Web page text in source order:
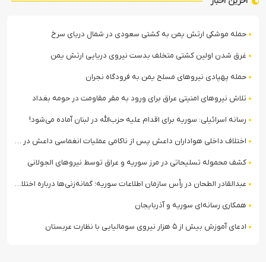
حمله موشکی ارتش یمن به کشتی سعودی در شمال دریای سرخ
غرق شدن اولین کشتی متخلف بدست نیروی دریایی ارتش یمن
حمله پهپادی نیروهای مسلح یمن به فرودگاه نجران
تلاش نیروهای امنیتی عراق برای ورود به مقر مقاومت در حومه بغداد
رسانه اسرائیلی: سوریه برای اقدام علیه حزب‌الله در لبنان آماده می‌شود!
اختلاف داخلی هواداران داعش پس از ناکامی عملیات انغماسی داعش در رقه
کشف محموله تسلیحاتی در مرز سوریه و عراق توسط نیروهای الجولانی
عبدالقادر الطحان در رأس سازمان اطلاعات سوریه؛ گمانه‌زنی‌ها درباره اختلافات در ساختار امنیتی
همکاری رسانه‌ای سوریه و آذربایجان
ادعای آموزش بیش از ۵ هزار نیروی سومالیایی با نظارت عربستان